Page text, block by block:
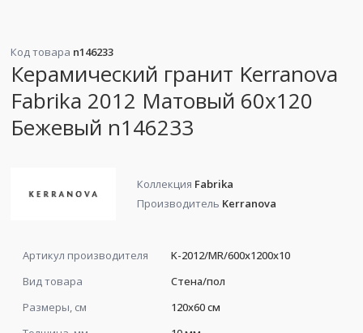
Код товара n146233
Керамический гранит Kerranova
Fabrika 2012 Матовый 60х120
Бежевый n146233
Коллекция Fabrika
Производитель Kerranova
Артикул производителя
K-2012/MR/600x1200x10
Вид товара
Стена/пол
Размеры, см
120x60 см